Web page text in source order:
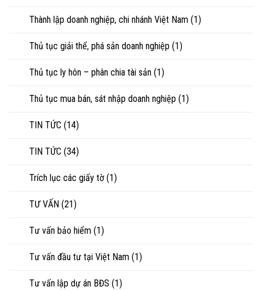
Thành lập doanh nghiệp, chi nhánh Việt Nam (1)
Thủ tục giải thể, phá sản doanh nghiệp (1)
Thủ tục ly hôn – phân chia tài sản (1)
Thủ tục mua bán, sát nhập doanh nghiệp (1)
TIN TỨC (14)
TIN TỨC (34)
Trích lục các giấy tờ (1)
TƯ VẤN (21)
Tư vấn bảo hiểm (1)
Tư vấn đầu tư tại Việt Nam (1)
Tư vấn lập dự án BĐS (1)